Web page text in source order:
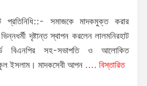
প্রতিনিধি::- সমাজকে মাদকমুক্ত করার
দৃষ্টান্ত স্থাপন করলেন লালমনিরহাট
বিএনপির সহ-সভাপতি ও আলোকিত
ইসলাম। মাদকসেবী আপন .... বিস্তারিত